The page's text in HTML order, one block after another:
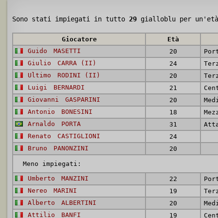
Sono stati impiegati in tutto 29 gialloblu per
Giocatore
Età
Guido
MASETTI 20
Giulio
CARRA (II) 24
Ultimo
RODINI (II) 20
Luigi
BERNARDI
21
Giovanni
GASPARINI 20
Antonio
BONESINI 18
Arnaldo
PORTA 31
Renato
CASTIGLIONI
24
Bruno
PANONZINI 20
Meno impiegati:
Umberto
MANZINI 22
Nereo
MARINI 19
Alberto
ALBERTINI 20
Attilio
BANFI 19